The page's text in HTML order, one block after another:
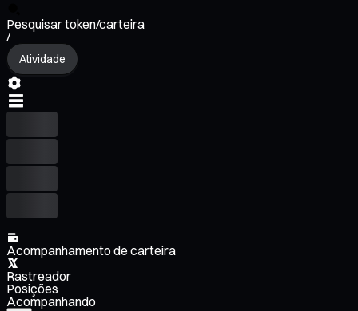
Pesquisar token/carteira
/
Atividade
Acompanhamento de carteira
Rastreador
Posições
Acompanhando